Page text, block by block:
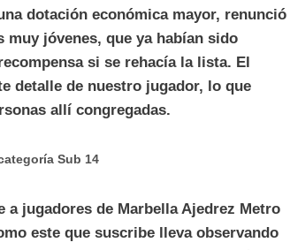
dotación económica mayor, renunció
jóvenes, que ya habían sido
si se rehacía la lista. El
detalle de nuestro jugador, lo que
allí congregadas.
Sub 14
jugadores de Marbella Ajedrez Metro
este que suscribe lleva observando